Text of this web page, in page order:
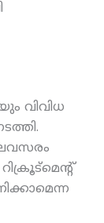
വിവിധ